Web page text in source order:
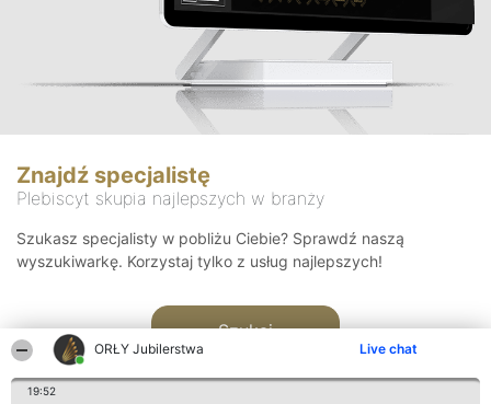
ORŁY Jubilerstwa Live chat
19:52
Znajdź specjalistę
Plebiscyt skupia najlepszych w branży
Szukasz specjalisty w pobliżu Ciebie? Sprawdź naszą
wyszukiwarkę. Korzystaj tylko z usług najlepszych!
Szukaj